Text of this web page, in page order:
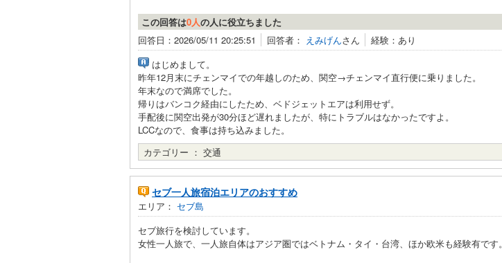
この回答は0人の人に役立ちました
回答日：2026/05/11 20:25:51
回答者： えみげんさん
経験：あり
はじめまして。
昨年12月末にチェンマイでの年越しのため、関空→チェンマイ直行便に乗りました。
年末なので満席でした。
帰りはバンコク経由にしたため、ベドジェットエアは利用せず。
手配後に関空出発が30分ほど遅れましたが、特にトラブルはなかったですよ。
LCCなので、食事は持ち込みました。
カテゴリー ： 交通
セブ一人旅宿泊エリアのおすすめ
エリア： セブ島
セブ旅行を検討しています。
女性一人旅で、一人旅自体はアジア圏ではベトナム・タイ・台湾、ほか欧米も経験有です。